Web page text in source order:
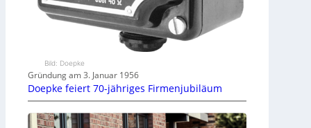
Bild: Doepke
Gründung am 3. Januar 1956
Doepke feiert 70-jähriges Firmenjubiläum